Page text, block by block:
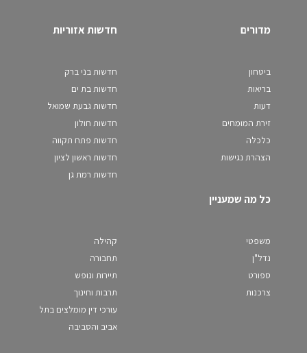
מדורים
ביטחון
בריאות
דעות
זירת המומחים
כלכלה
הצהרת נגישות
חדשות אזוריות
חדשות בני ברק
חדשות בת ים
חדשות גבעת שמואל
חדשות חולון
חדשות פתח תקווה
חדשות ראשון לציון
חדשות רמת גן
כל מה שמעניין
משפטי
נדל"ן
ספורט
צרכנות
קהילה
תחבורה
תיירות ונופש
תרבות וחינוך
עורכי דין מומלצים בתל
אביב והסביבה